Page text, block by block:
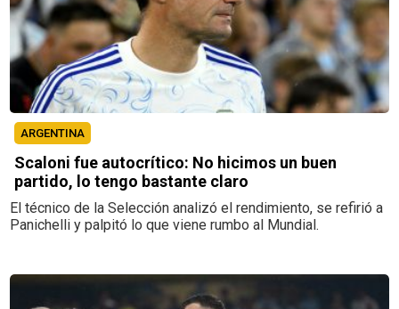
ARGENTINA
Scaloni fue autocrítico: No hicimos un buen
partido, lo tengo bastante claro
El técnico de la Selección analizó el rendimiento, se refirió a
Panichelli y palpitó lo que viene rumbo al Mundial.